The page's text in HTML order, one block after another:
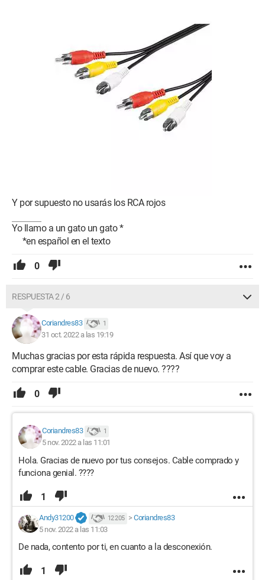
Y por supuesto no usarás los RCA rojos
Yo llamo a un gato un gato *
*en español en el texto
0
RESPUESTA 2 / 6
Coriandres83 1
31 oct. 2022 a las 19:19
Muchas gracias por esta rápida respuesta. Así que voy a
comprar este cable. Gracias de nuevo. ????
0
Coriandres83 1
5 nov. 2022 a las 11:01
Hola. Gracias de nuevo por tus consejos. Cable comprado y
funciona genial. ????
1
Andy31200 12 205 > Coriandres83
5 nov. 2022 a las 11:03
De nada, contento por ti, en cuanto a la desconexión.
1